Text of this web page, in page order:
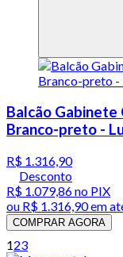
Balcão Gabinete
Branco-preto -
R$ 1.316,90
Desconto
R$ 1.079,86no PIX
ou R$ 1.316,90em
COMPRAR AGORA
123